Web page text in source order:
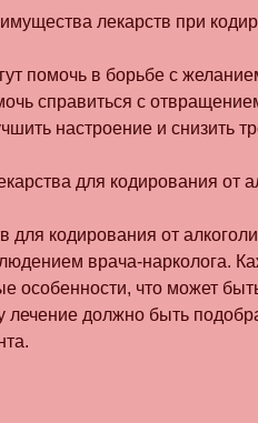
лекарств при
помочь в борьбе с
справиться с
настроение и снизить
для кодирования от
для кодирования от
врача-нарколога.
особенности, что может
лечение должно быть